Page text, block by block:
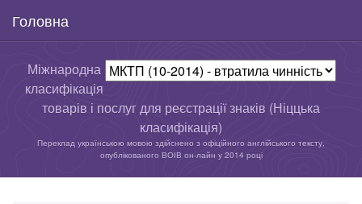
Головна
Міжнародна
класифікація
товарів і послуг для реєстрації знаків (Ніццька
класифікація)
Переклад українською мовою здійснено з офіційного англійського тексту,
опублікованого ВОІВ он-лайн у 2014 році